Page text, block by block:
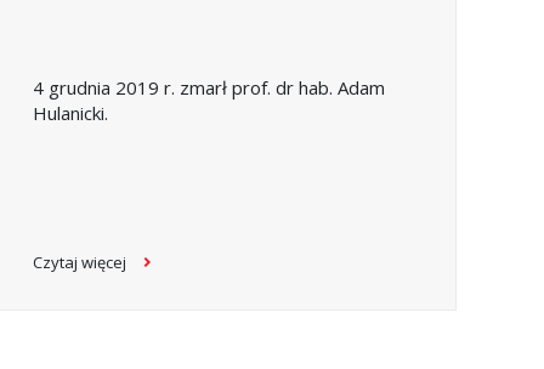
4 grudnia 2019 r. zmarł prof. dr hab. Adam
Hulanicki.
Czytaj więcej